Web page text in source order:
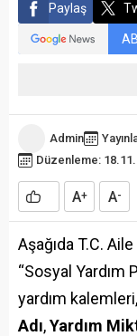
Paylaş
Admin
Düzenleme:
A+ A-
Aşağıda T.C.
“Sosyal Yardım
yardım
Adı,Yardım